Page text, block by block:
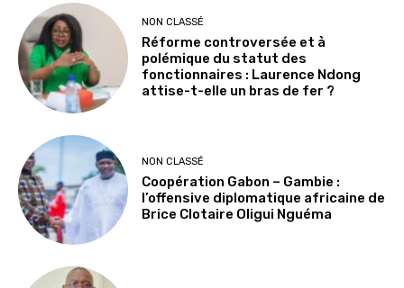
NON CLASSÉ
Réforme controversée et à
polémique du statut des
fonctionnaires : Laurence Ndong
attise-t-elle un bras de fer ?
NON CLASSÉ
Coopération Gabon – Gambie :
l’offensive diplomatique africaine de
Brice Clotaire Oligui Nguéma